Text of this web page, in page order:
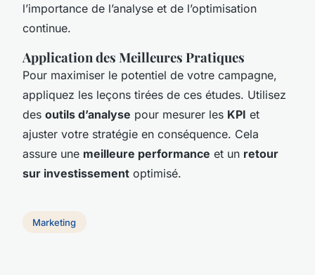
l’importance de l’analyse et de l’optimisation
continue.
Application des Meilleures Pratiques
Pour maximiser le potentiel de votre campagne,
appliquez les leçons tirées de ces études. Utilisez
des outils d’analyse pour mesurer les KPI et
ajuster votre stratégie en conséquence. Cela
assure une meilleure performance et un retour
sur investissement optimisé.
Marketing